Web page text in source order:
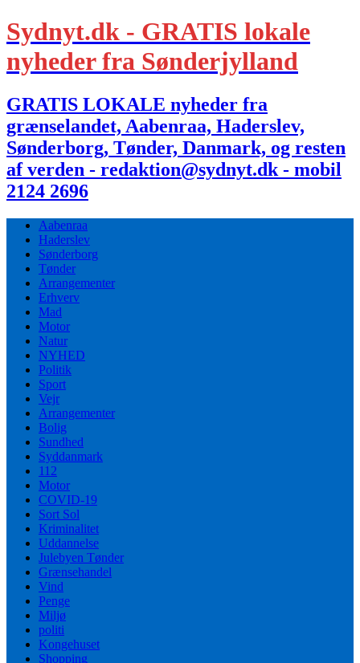
Sydnyt.dk - GRATIS lokale
nyheder fra Sønderjylland
GRATIS LOKALE nyheder fra
grænselandet, Aabenraa, Haderslev,
Sønderborg, Tønder, Danmark, og resten
af verden - redaktion@sydnyt.dk - mobil
2124 2696
Aabenraa
Haderslev
Sønderborg
Tønder
Arrangementer
Erhverv
Mad
Motor
Natur
NYHED
Politik
Sport
Vejr
Arrangementer
Bolig
Sundhed
Syddanmark
112
Motor
COVID-19
Sort Sol
Kriminalitet
Uddannelse
Julebyen Tønder
Grænsehandel
Vind
Penge
Miljø
politi
Kongehuset
Shopping